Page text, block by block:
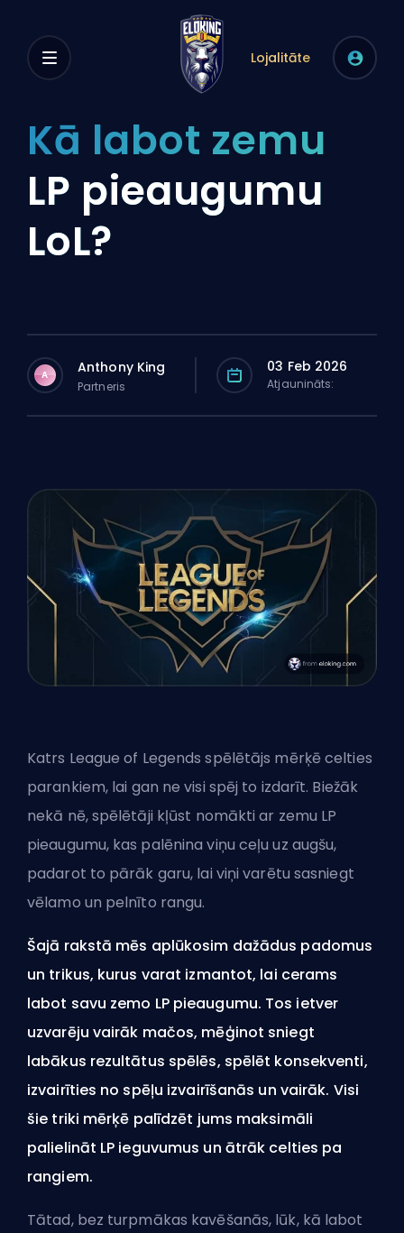
Lojalitāte
Kā labot zemu
LP pieaugumu
LoL?
A Anthony King
Partneris
03 Feb 2026
Atjaunināts:
Katrs League of Legends spēlētājs mērķē celties
parankiem, lai gan ne visi spēj to izdarīt. Biežāk
nekā nē, spēlētāji kļūst nomākti ar zemu LP
pieaugumu, kas palēnina viņu ceļu uz augšu,
padarot to pārāk garu, lai viņi varētu sasniegt
vēlamo un pelnīto rangu.
Šajā rakstā mēs aplūkosim dažādus padomus
un trikus, kurus varat izmantot, lai cerams
labot savu zemo LP pieaugumu. Tos ietver
uzvarēju vairāk mačos, mēģinot sniegt
labākus rezultātus spēlēs, spēlēt konsekventi,
izvairīties no spēļu izvairīšanās un vairāk. Visi
šie triki mērķē palīdzēt jums maksimāli
palielināt LP ieguvumus un ātrāk celties pa
rangiem.
Tātad, bez turpmākas kavēšanās, lūk, kā labot